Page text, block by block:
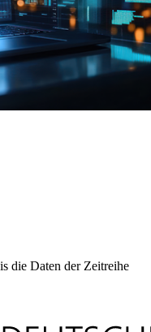
die Daten der Zeitreihe